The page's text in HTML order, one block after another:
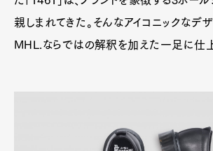
親しまれてきた。そんなアイコニックなデザ
MHL.ならではの解釈を加えた一足に仕上